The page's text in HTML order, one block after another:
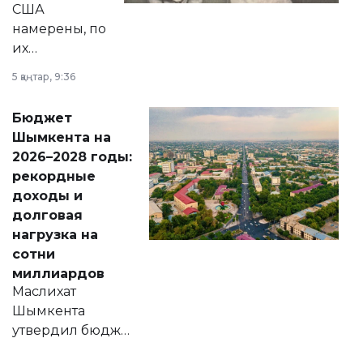
США
намерены, по
их
принести
народу
Венесуэлы.
5 қаңтар, 9:36
Бюджет
Шымкента на
2026–2028 годы:
рекордные
доходы и
долговая
нагрузка на
сотни
миллиардов
Маслихат
Шымкента
утвердил бюджет